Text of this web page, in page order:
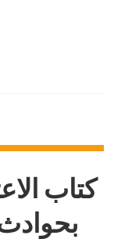
كتاب